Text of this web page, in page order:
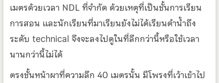
เมตรด้วยเวลา NDL ที่จำกัด ด้วยเหตุที่เป็นชั้นการเรียน
การสอน และนักเรียนที่มาเรียนยังไม่ได้เรียนดำน้ำถึง
ระดับ technical จึงจะลงไปดูในที่ลึกกว่านี้หรือใช้เวลา
นานกว่านี้ไม่ได้
ตรงชั้นหน้าผาที่ความลึก 40 เมตรนั้น มีโพรงที่เว้าเข้าไป